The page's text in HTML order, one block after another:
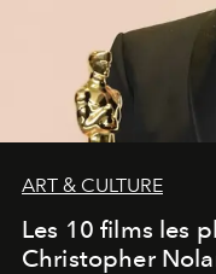
ART & CULTURE
Les 10 films les
Christopher